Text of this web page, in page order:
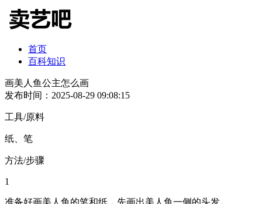
首页
百科知识
画美人鱼公主怎么画
发布时间：2025-08-29 09:08:15
工具/原料
纸、笔
方法/步骤
1
准备好画美人鱼的笔和纸，先画出美人鱼一侧的头发。